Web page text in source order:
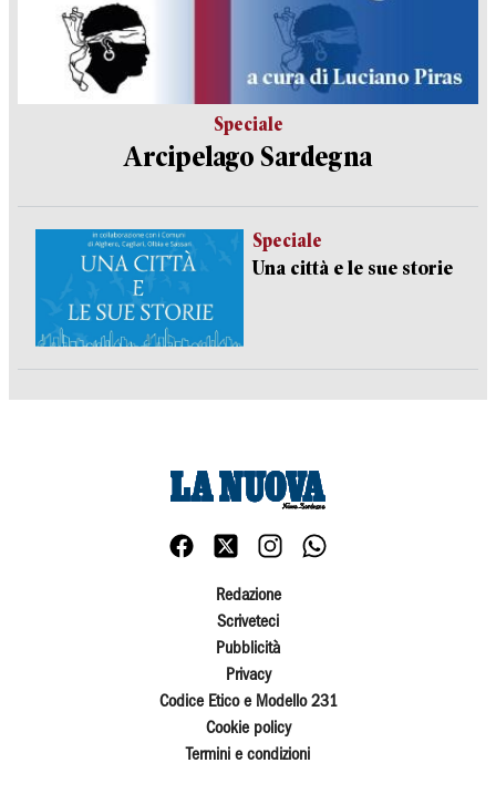
Speciale
Arcipelago Sardegna
Speciale
Una città e le sue storie
Redazione
Scriveteci
Pubblicità
Privacy
Codice Etico e Modello 231
Cookie policy
Termini e condizioni